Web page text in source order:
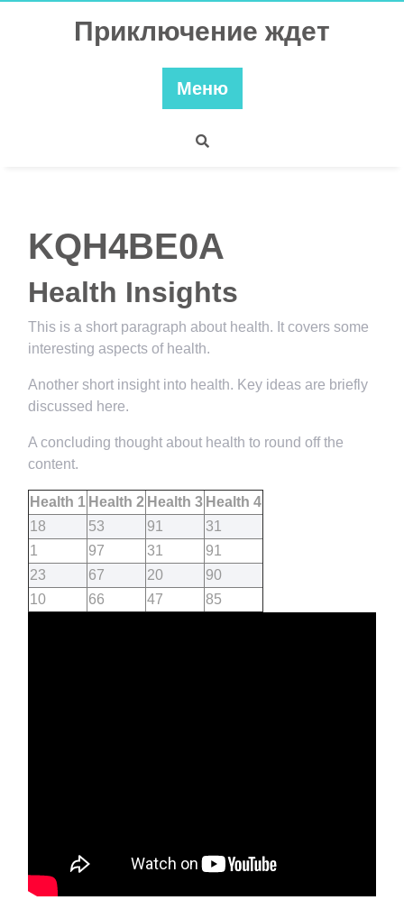
Приключение ждет
Меню
KQH4BE0A
Health Insights
This is a short paragraph about health. It covers some
interesting aspects of health.
Another short insight into health. Key ideas are briefly
discussed here.
A concluding thought about health to round off the
content.
Health 1 Health 2 Health 3 Health 4
18
53 91
31
1
97 31
91
23
67 20
90
10
66 47 85